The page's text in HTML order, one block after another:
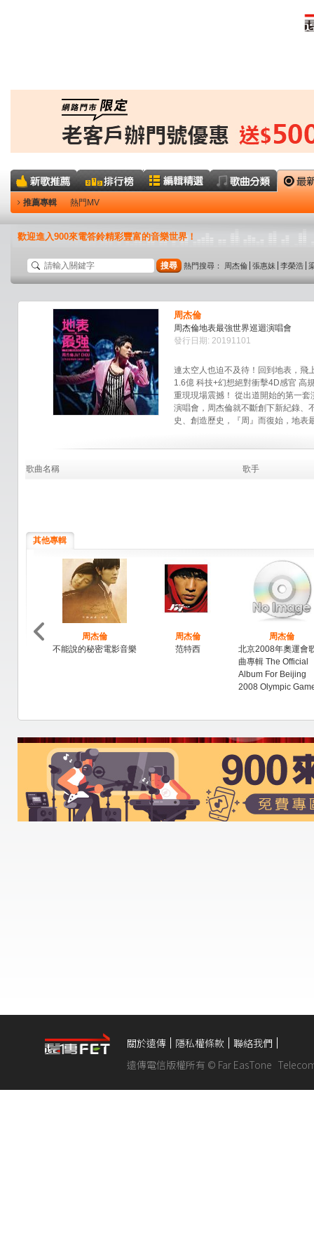
推薦專輯 熱門MV
歡迎進入900來電答鈴精彩豐富的音樂世界！
搜尋 熱門搜尋： 周杰倫 張惠妹 李榮浩
周杰倫
周杰倫地表最強世界巡迴演唱會
發行日期: 20191101
連太空人也迫不及待！回到地表，飛
1.6億 科技+幻想絕對衝擊4D感官 高
重現現場震撼！ 從出道開始的第一
演唱會，周杰倫就不斷創下新紀錄、
史、創造歷史，『周』而復始，地表
歌曲名稱 歌手
其他專輯
周杰倫
不能說的秘密電影音樂
周杰倫
范特西
周杰倫
北京2008年奧運會
曲專輯 The Official
Album For Beijing
2008 Olympic
關於遠傳 隱私權條款
聯絡我們
遠傳電信版權所有 © Far EasTone